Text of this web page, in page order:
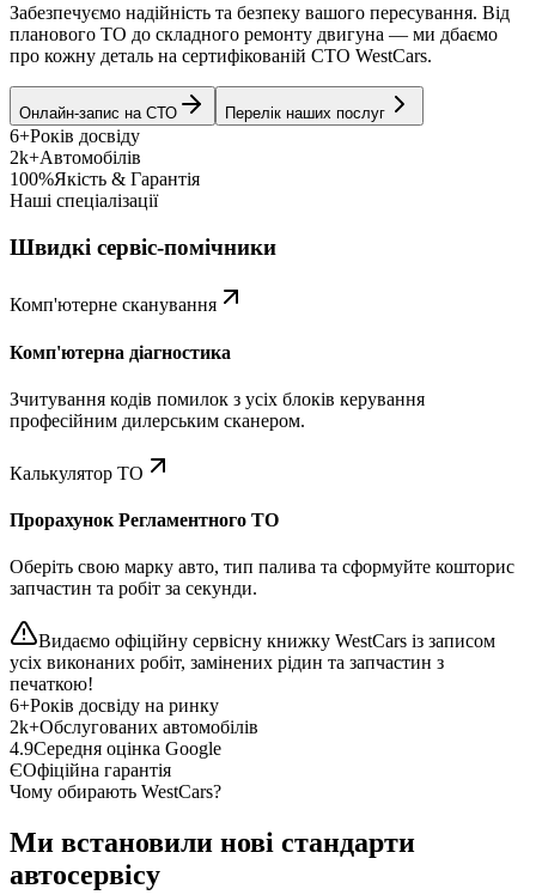
Забезпечуємо надійність та безпеку вашого пересування. Від
планового ТО до складного ремонту двигуна — ми дбаємо
про кожну деталь на сертифікованій СТО WestCars.
Онлайн-запис на СТО Перелік наших послуг
6+Років досвіду
2k+Автомобілів
100%Якість & Гарантія
Наші спеціалізації
Швидкі сервіс-помічники
Комп'ютерне сканування
Комп'ютерна діагностика
Зчитування кодів помилок з усіх блоків керування
професійним дилерським сканером.
Калькулятор ТО
Прорахунок Регламентного ТО
Оберіть свою марку авто, тип палива та сформуйте кошторис
запчастин та робіт за секунди.
Видаємо офіційну сервісну книжку WestCars із записом
усіх виконаних робіт, замінених рідин та запчастин з
печаткою!
6+Років досвіду на ринку
2k+Обслугованих автомобілів
4.9Середня оцінка Google
ЄОфіційна гарантія
Чому обирають WestCars?
Ми встановили нові стандарти
автосервісу